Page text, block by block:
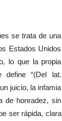
se trata de una
Estados Unidos
lo que la propia
define “(Del lat.
juicio, la infamia
de honradez, sin
ser rápida, clara